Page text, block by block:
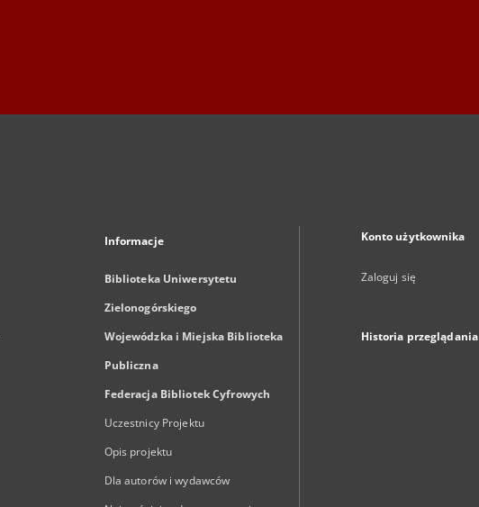
Informacje
Biblioteka Uniwersytetu
Zielonogórskiego
Wojewódzka i Miejska Biblioteka
Publiczna
Federacja Bibliotek Cyfrowych
Uczestnicy Projektu
Opis projektu
Dla autorów i wydawców
Konto użytkownika
Zaloguj się
Historia przeglądania